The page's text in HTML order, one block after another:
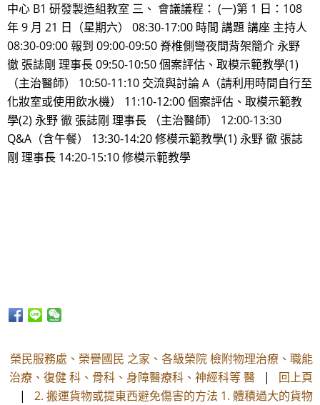
中心 B1 研發製造組教室 三、 會議議程： (一)第 1 日：108
年 9 月 21 日（星期六） 08:30-17:00 時間 講題 講座 主持人
08:30-09:00 報到 09:00-09:50 脊椎側彎夜間背架簡介 永野
徹 張誌剛 理事長 09:50-10:50 個案評估、取模示範教學(1)
（主治醫師） 10:50-11:10 交流與討論 A（請利用時間自行至
化妝室或使用飲水機） 11:10-12:00 個案評估、取模示範教
學(2) 永野 徹 張誌剛 理事長 （主治醫師） 12:00-13:30
Q&A（含午餐） 13:30-14:20 修模示範教學(1) 永野 徹 張誌
剛 理事長 14:20-15:10 修模示範教學
榮民服務處、榮譽國民 之家、各級榮院 檢附物理治療、職能
治療、復健 科、骨科、身障醫療科、神經科等 醫
| 回上頁
| 2. 搬運貨物或提東西避免傷害的方法 1. 體積過大的貨物